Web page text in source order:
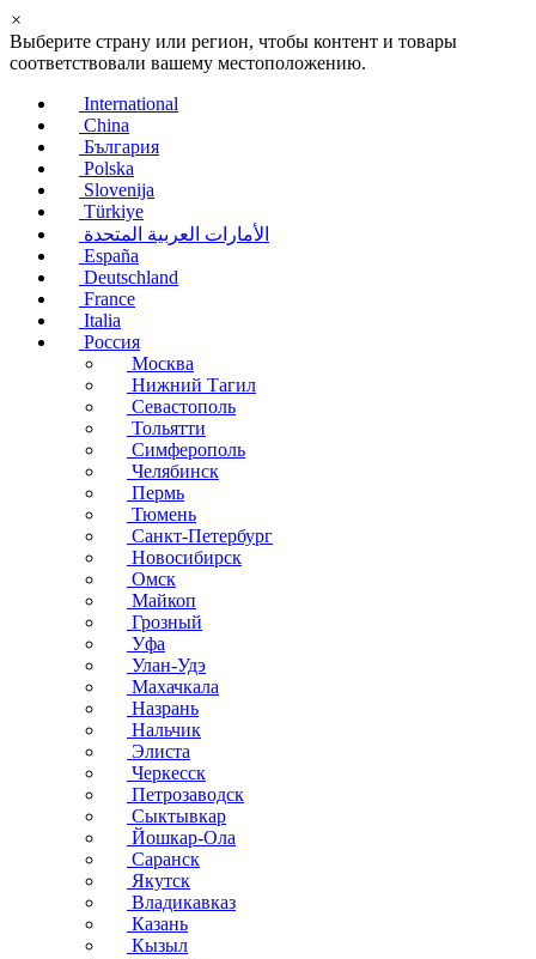
×
Выберите страну или регион, чтобы контент и товары
соответствовали вашему местоположению.
International
China
България
Polska
Slovenija
Türkiye
الأمارات العربية المتحدة
España
Deutschland
France
Italia
Россия
Москва
Нижний Тагил
Севастополь
Тольятти
Симферополь
Челябинск
Пермь
Тюмень
Санкт-Петербург
Новосибирск
Омск
Майкоп
Грозный
Уфа
Улан-Удэ
Махачкала
Назрань
Нальчик
Элиста
Черкесск
Петрозаводск
Сыктывкар
Йошкар-Ола
Саранск
Якутск
Владикавказ
Казань
Кызыл